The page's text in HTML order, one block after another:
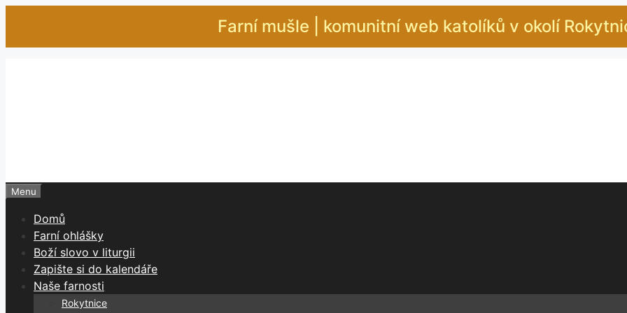
obsah
Farní mušle | komunitní web katolíků v okolí
Menu
Domů
Farní ohlášky
Boží slovo v liturgii
Zapište si do kalendáře
Naše farnosti
Rokytnice